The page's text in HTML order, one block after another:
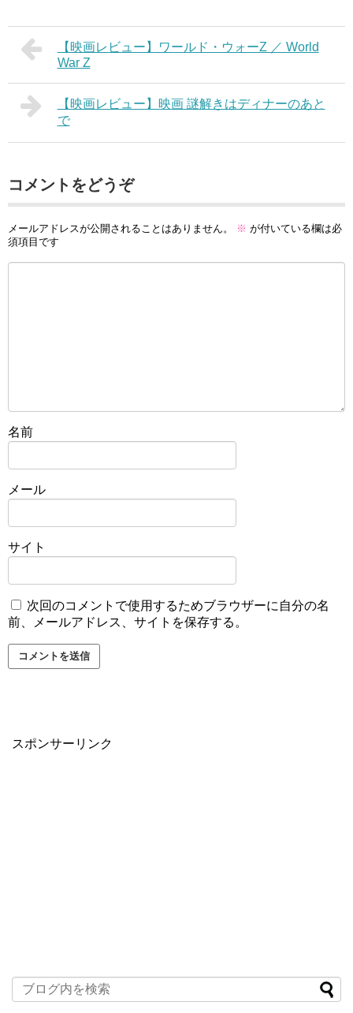
【映画レビュー】ワールド・ウォーZ ／ World
War Z
【映画レビュー】映画 謎解きはディナーのあと
で
コメントをどうぞ
メールアドレスが公開されることはありません。 ※ が付いている欄は必
須項目です
名前
メール
サイト
次回のコメントで使用するためブラウザーに自分の名
前、メールアドレス、サイトを保存する。
スポンサーリンク